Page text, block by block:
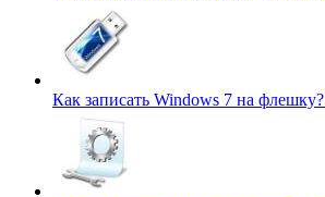
Как записать Windows 7 на флешку?